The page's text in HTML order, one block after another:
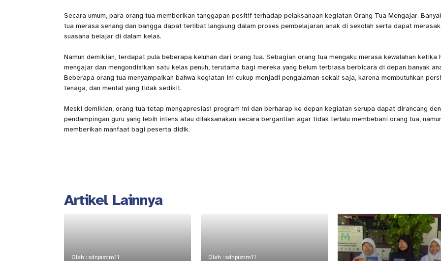
Secara umum, para orang tua memberikan tanggapan positif terhadap pelaksanaan kegiatan Orang Tua Mengajar.
tua merasa senang dan bangga dapat terlibat langsung dalam proses pembelajaran anak di sekolah serta dapat
suasana belajar di dalam kelas.
Namun demikian, terdapat pula beberapa keluhan dari orang tua. Sebagian orang tua mengaku merasa kewalahan ketika
mengajar dan mengondisikan satu kelas penuh, terutama bagi mereka yang belum terbiasa berbicara di depan banyak
Beberapa orang tua menyampaikan bahwa kegiatan ini cukup menjadi pengalaman sekali saja, karena membutuhkan
tenaga, dan mental yang tidak sedikit.
Meski demikian, orang tua tetap mengapresiasi program ini dan berharap ke depan kegiatan serupa dapat dirancang
pendampingan guru yang lebih intens atau dilaksanakan secara bergantian agar tidak terlalu membebani orang tua,
memberikan manfaat bagi peserta didik.
Artikel Lainnya
Oleh : sdnpistim11 Oleh : sdnpistim11